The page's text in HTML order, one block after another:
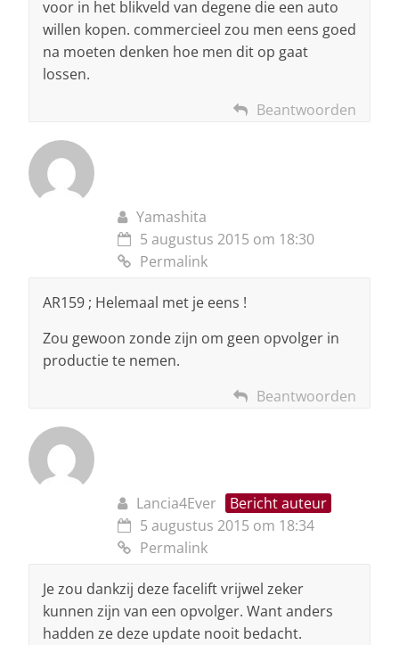
voor in het blikveld van degene die een auto
willen kopen. commercieel zou men eens goed
na moeten denken hoe men dit op gaat
lossen.
Beantwoorden
Yamashita
5 augustus 2015 om 18:30
Permalink
AR159 ; Helemaal met je eens !
Zou gewoon zonde zijn om geen opvolger in
productie te nemen.
Beantwoorden
Lancia4Ever
Bericht auteur
5 augustus 2015 om 18:34
Permalink
Je zou dankzij deze facelift vrijwel zeker
kunnen zijn van een opvolger. Want anders
hadden ze deze update nooit bedacht.